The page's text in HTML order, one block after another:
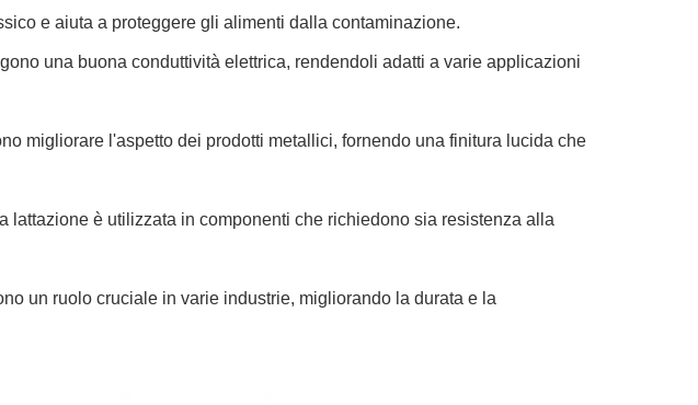
e aiuta a proteggere gli alimenti dalla contaminazione.
una buona conduttività elettrica, rendendoli adatti a varie applicazioni
migliorare l'aspetto dei prodotti metallici, fornendo una finitura lucida che
è utilizzata in componenti che richiedono sia resistenza alla
un ruolo cruciale in varie industrie, migliorando la durata e la